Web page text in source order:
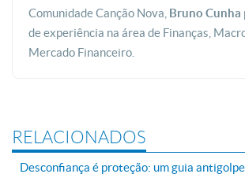
Comunidade Canção Nova, Bruno Cunha
de experiência na área de Finanças,
Mercado Financeiro.
RELACIONADOS
Desconfiança é proteção: um guia antigolpe